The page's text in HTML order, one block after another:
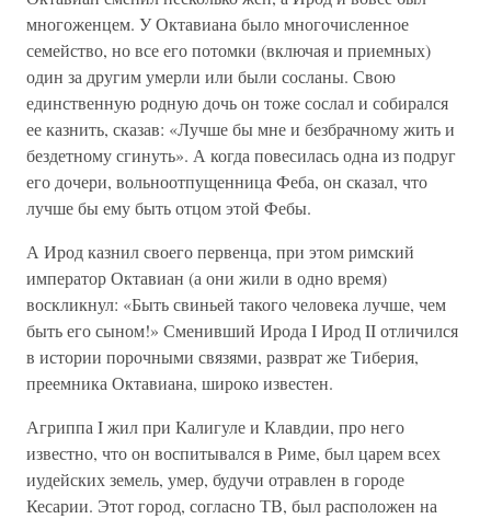
многоженцем. У Октавиана было многочисленное
семейство, но все его потомки (включая и приемных)
один за другим умерли или были сосланы. Свою
единственную родную дочь он тоже сослал и собирался
ее казнить, сказав: «Лучше бы мне и безбрачному жить и
бездетному сгинуть». А когда повесилась одна из подруг
его дочери, вольноотпущенница Феба, он сказал, что
лучше бы ему быть отцом этой Фебы.
А Ирод казнил своего первенца, при этом римский
император Октавиан (а они жили в одно время)
воскликнул: «Быть свиньей такого человека лучше, чем
быть его сыном!» Сменивший Ирода I Ирод II отличился
в истории порочными связями, разврат же Тиберия,
преемника Октавиана, широко известен.
Агриппа I жил при Калигуле и Клавдии, про него
известно, что он воспитывался в Риме, был царем всех
иудейских земель, умер, будучи отравлен в городе
Кесарии. Этот город, согласно ТВ, был расположен на